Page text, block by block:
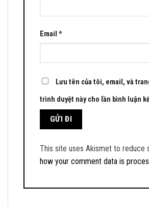
Email *
Lưu tên của tôi, email, và
trình duyệt này cho lần bình luận
This site uses Akismet to reduce
how your comment data is